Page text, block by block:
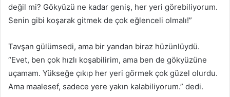
değil mi? Gökyüzü ne kadar geniş, her yeri görebiliyorum.
Senin gibi koşarak gitmek de çok eğlenceli olmalı!”
Tavşan gülümsedi, ama bir yandan biraz hüzünlüydü.
“Evet, ben çok hızlı koşabilirim, ama ben de gökyüzüne
uçamam. Yükseğe çıkıp her yeri görmek çok güzel olurdu.
Ama maalesef, sadece yere yakın kalabiliyorum.” dedi.